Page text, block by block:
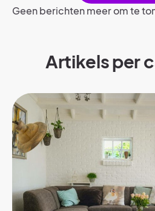
Geen berichten meer om te
Artikels per